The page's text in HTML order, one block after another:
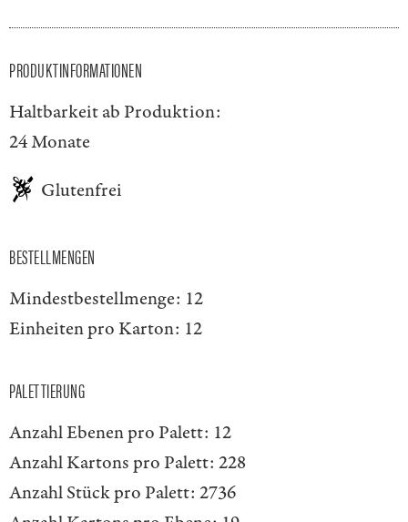
PRODUKTINFORMATIONEN
Haltbarkeit ab Produktion:
24 Monate
Glutenfrei
BESTELLMENGEN
Mindestbestellmenge: 12
Einheiten pro Karton: 12
PALETTIERUNG
Anzahl Ebenen pro Palett: 12
Anzahl Kartons pro Palett: 228
Anzahl Stück pro Palett: 2736